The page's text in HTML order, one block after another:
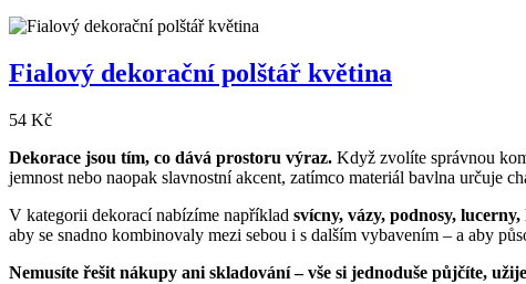
Fialový dekorační polštář květina
54 Kč
Dekorace jsou tím, co dává prostoru výraz. Když zvolíte správnou
jemnost nebo naopak slavnostní akcent, zatímco materiál bavlna určuje
V kategorii dekorací nabízíme například svícny, vázy, podnosy,
aby se snadno kombinovaly mezi sebou i s dalším vybavením – a aby
Nemusíte řešit nákupy ani skladování – vše si jednoduše půjčíte,